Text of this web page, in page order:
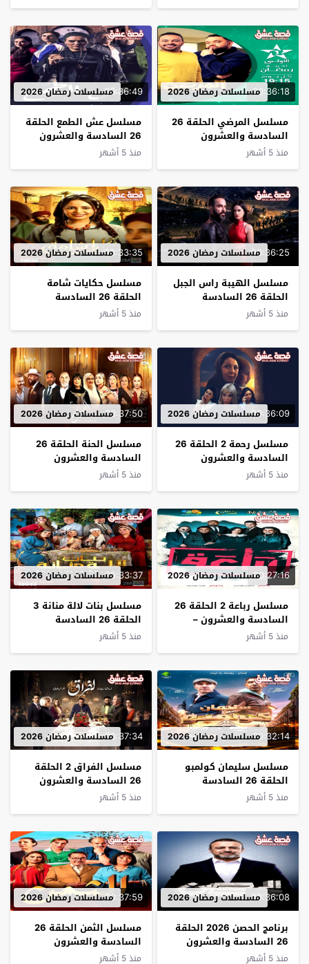
00:36:18مسلسلات رمضان 2026
مسلسل المرضي الحلقة 26
السادسة والعشرون
منذ 5 أشهر
00:36:49مسلسلات رمضان 2026
مسلسل عش الطمع الحلقة
26 السادسة والعشرون
منذ 5 أشهر
00:36:25مسلسلات رمضان 2026
مسلسل الهيبة راس الجبل
الحلقة 26 السادسة
والعشرون
منذ 5 أشهر
00:33:35مسلسلات رمضان 2026
مسلسل حكايات شامة
الحلقة 26 السادسة
والعشرون
منذ 5 أشهر
00:36:09مسلسلات رمضان 2026
مسلسل رحمة 2 الحلقة 26
السادسة والعشرون
منذ 5 أشهر
00:37:50مسلسلات رمضان 2026
مسلسل الحنة الحلقة 26
السادسة والعشرون
منذ 5 أشهر
00:27:16مسلسلات رمضان 2026
مسلسل رباعة 2 الحلقة 26
السادسة والعشرون –
كواليس 4
منذ 5 أشهر
00:33:37مسلسلات رمضان 2026
مسلسل بنات لالة منانة 3
الحلقة 26 السادسة
والعشرون
منذ 5 أشهر
00:32:14مسلسلات رمضان 2026
مسلسل سليمان كولمبو
الحلقة 26 السادسة
والعشرون – الأخيرة
منذ 5 أشهر
00:37:34مسلسلات رمضان 2026
مسلسل الفراق 2 الحلقة
26 السادسة والعشرون
منذ 5 أشهر
00:36:08مسلسلات رمضان 2026
ﺑﺮﻧﺎﻣﺞ الحصن 2026 الحلقة
26 السادسة والعشرون
منذ 5 أشهر
00:37:59مسلسلات رمضان 2026
مسلسل الثمن الحلقة 26
السادسة والعشرون
منذ 5 أشهر